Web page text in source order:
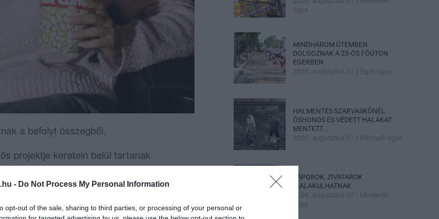
- Do Not Process My Personal Information
opt-out of the sale, sharing to third parties, or processing of your personal or
a befolyt összegből.
projektje keretein belül tartanak
lévő moziban. A jegybevételt az egri és
létrehozott projektje
ügye
MINDHÁROM ÜTEMBEN
DOLGOZNAK A 25-ÖS FŐÚTON
EGERBEN
2026. augusztus 07 Eger ügye
HALMENTÉS SZARVASKŐNÉL:
ŐSHONOS ÉS VÉDETT HALAKAT
MENTETT...
2026. augusztus 07 Környék ügye
ZÁPOROK, ZIVATAROK
KIALAKULHATNAK
2026. augusztus 07
Mindenki
ügye